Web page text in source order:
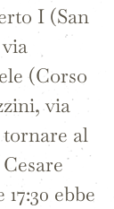
I (San
(Corso
via
al
ebbe